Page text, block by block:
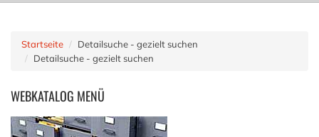
Startseite
Detailsuche - gezielt suchen
Detailsuche - gezielt suchen
WEBKATALOG MENÜ